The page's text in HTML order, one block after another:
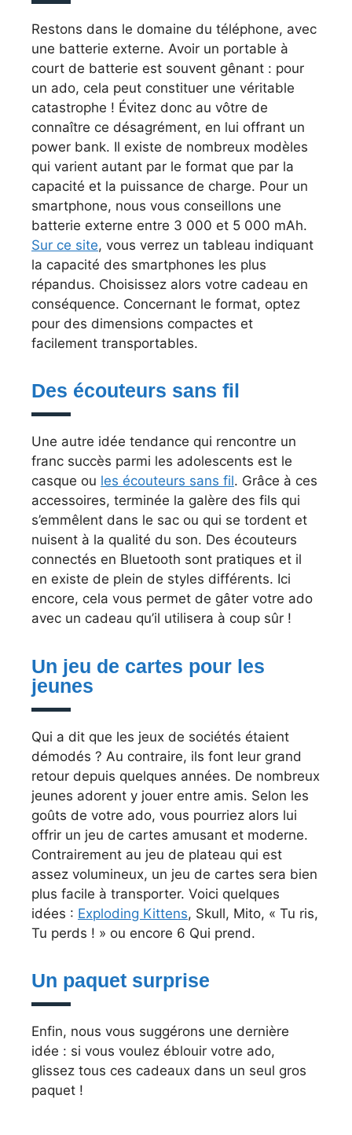
Restons dans le domaine du téléphone, avec
une batterie externe. Avoir un portable à
court de batterie est souvent gênant : pour
un ado, cela peut constituer une véritable
catastrophe ! Évitez donc au vôtre de
connaître ce désagrément, en lui offrant un
power bank. Il existe de nombreux modèles
qui varient autant par le format que par la
capacité et la puissance de charge. Pour un
smartphone, nous vous conseillons une
batterie externe entre 3 000 et 5 000 mAh.
Sur ce site, vous verrez un tableau indiquant
la capacité des smartphones les plus
répandus. Choisissez alors votre cadeau en
conséquence. Concernant le format, optez
pour des dimensions compactes et
facilement transportables.
Des écouteurs sans fil
Une autre idée tendance qui rencontre un
franc succès parmi les adolescents est le
casque ou les écouteurs sans fil. Grâce à ces
accessoires, terminée la galère des fils qui
s’emmêlent dans le sac ou qui se tordent et
nuisent à la qualité du son. Des écouteurs
connectés en Bluetooth sont pratiques et il
en existe de plein de styles différents. Ici
encore, cela vous permet de gâter votre ado
avec un cadeau qu’il utilisera à coup sûr !
Un jeu de cartes pour les
jeunes
Qui a dit que les jeux de sociétés étaient
démodés ? Au contraire, ils font leur grand
retour depuis quelques années. De nombreux
jeunes adorent y jouer entre amis. Selon les
goûts de votre ado, vous pourriez alors lui
offrir un jeu de cartes amusant et moderne.
Contrairement au jeu de plateau qui est
assez volumineux, un jeu de cartes sera bien
plus facile à transporter. Voici quelques
idées : Exploding Kittens, Skull, Mito, « Tu ris,
Tu perds ! » ou encore 6 Qui prend.
Un paquet surprise
Enfin, nous vous suggérons une dernière
idée : si vous voulez éblouir votre ado,
glissez tous ces cadeaux dans un seul gros
paquet !